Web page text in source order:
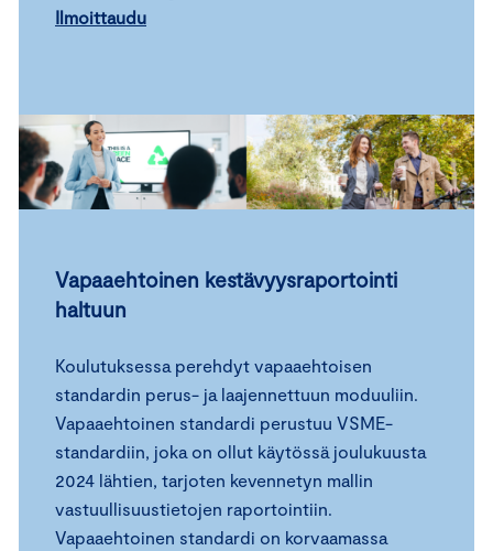
Ilmoittaudu
Vapaaehtoinen kestävyysraportointi
haltuun
Koulutuksessa perehdyt vapaaehtoisen
standardin perus- ja laajennettuun moduuliin.
Vapaaehtoinen standardi perustuu VSME-
standardiin, joka on ollut käytössä joulukuusta
2024 lähtien, tarjoten kevennetyn mallin
vastuullisuustietojen raportointiin.
Vapaaehtoinen standardi on korvaamassa